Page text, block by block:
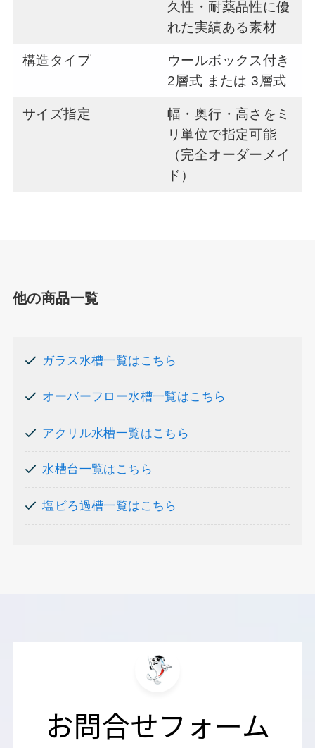
久性・耐薬品性に優
れた実績ある素材
構造タイプ
ウールボックス付き
2層式 または 3層式
サイズ指定
幅・奥行・高さをミ
リ単位で指定可能
（完全オーダーメイ
ド）
他の商品一覧
ガラス水槽一覧はこちら
オーバーフロー水槽一覧はこちら
アクリル水槽一覧はこちら
水槽台一覧はこちら
塩ビろ過槽一覧はこちら